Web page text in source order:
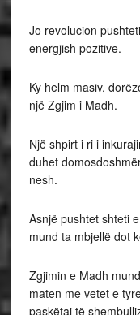
Jo revolucion
energjish pozitive.
Ky helm masiv,
një Zgjim i Madh.
Një shpirt i ri i
duhet
nesh.
Asnjë pushtet shteti
mund ta mbjellë dot
Zgjimin e Madh
maten me vetet e
paskëtaj të